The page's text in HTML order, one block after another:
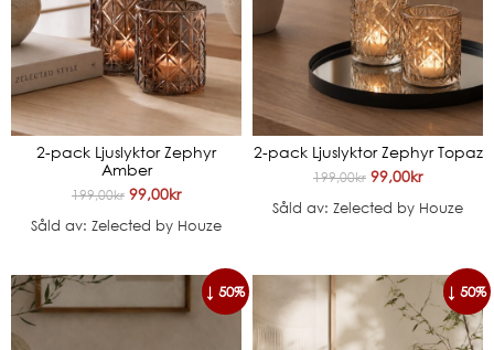
2-pack Ljuslyktor Zephyr
Amber
199,00kr 99,00kr
Såld av: Zelected by Houze
2-pack Ljuslyktor Zephyr Topaz
199,00kr 99,00kr
Såld av: Zelected by Houze
↓ 50% ↓ 50%